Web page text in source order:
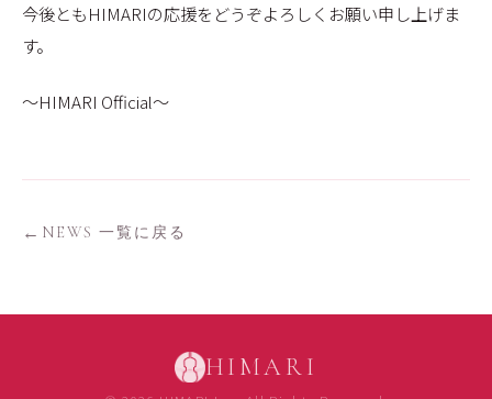
今後ともHIMARIの応援をどうぞよろしくお願い申し上げま
す。
〜HIMARI Official〜
NEWS 一覧に戻る
HIMARI